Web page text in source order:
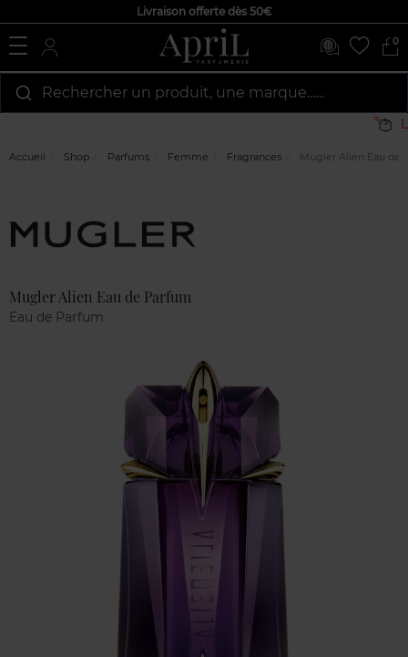
Livraison offerte dès 50€
0
Rechercher un produit, une marque…...
Accueil Shop Parfums Femme Fragrances Mugler Alien Eau de
Mugler Alien Eau de Parfum
Eau de Parfum